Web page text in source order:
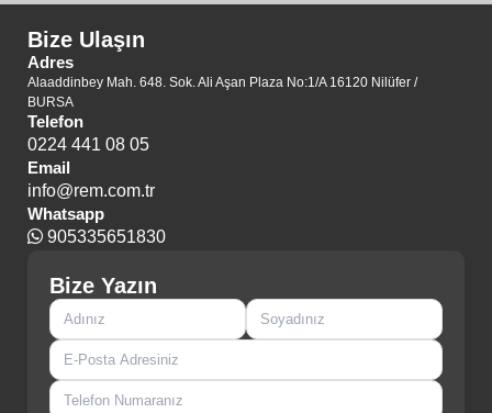
Bize Ulaşın
Adres
Alaaddinbey Mah. 648. Sok. Ali Aşan Plaza No:1/A 16120 Nilüfer /
BURSA
Telefon
0224 441 08 05
Email
info@rem.com.tr
Whatsapp
905335651830
Bize Yazın